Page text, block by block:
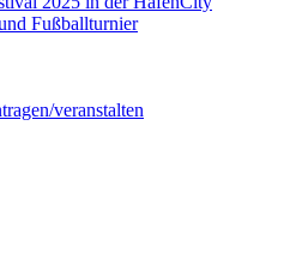
Fußballturnier
veranstalten